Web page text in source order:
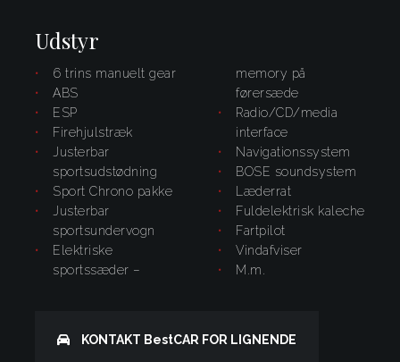
Udstyr
6 trins manuelt gear
ABS
ESP
firehjulstræk
justerbar
sportsudstødning
Sport Chrono pakke
justerbar
sportsundervogn
elektriske
sportssæder –
memory på
førersæde
radio/CD/media
interface
navigationssystem
BOSE soundsystem
læderrat
fuldelektrisk kaleche
fartpilot
vindafviser
m.m.
KONTAKT BestCAR FOR LIGNENDE